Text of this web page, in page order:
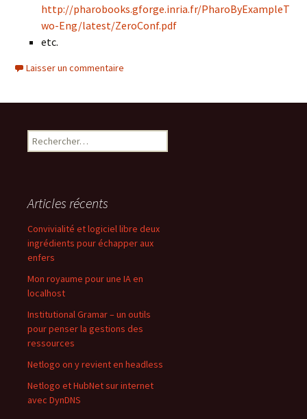
http://pharobooks.gforge.inria.fr/PharoByExampleT
wo-Eng/latest/ZeroConf.pdf
etc.
Laisser un commentaire
Rechercher :
Articles récents
Convivialité et logiciel libre deux
ingrédients pour échapper aux
enfers
Mon royaume pour une IA en
localhost
Institutional Gramar – un outils
pour penser la gestions des
ressources
Netlogo on y revient en headless
Netlogo et HubNet sur internet
avec DynDNS